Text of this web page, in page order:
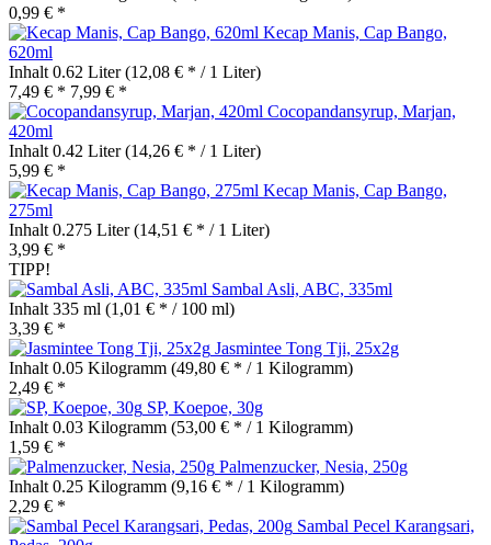
0,99 € *
Kecap Manis, Cap Bango,
620ml
Inhalt 0.62 Liter(12,08 € * / 1 Liter)
7,49 € * 7,99 € *
Cocopandansyrup, Marjan,
420ml
Inhalt 0.42 Liter(14,26 € * / 1 Liter)
5,99 € *
Kecap Manis, Cap Bango,
275ml
Inhalt 0.275 Liter(14,51 € * / 1 Liter)
3,99 € *
TIPP!
Sambal Asli, ABC, 335ml
Inhalt 335 ml (1,01 € * / 100 ml)
3,39 € *
Jasmintee Tong Tji, 25x2g
Inhalt 0.05 Kilogramm (49,80 € * / 1 Kilogramm)
2,49 € *
SP, Koepoe, 30g
Inhalt 0.03 Kilogramm (53,00 € * / 1 Kilogramm)
1,59 € *
Palmenzucker, Nesia, 250g
Inhalt 0.25 Kilogramm (9,16 € * / 1 Kilogramm)
2,29 € *
Sambal Pecel Karangsari,